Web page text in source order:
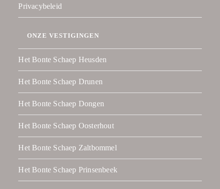
Privacybeleid
ONZE VESTIGINGEN
Het Bonte Schaep Heusden
Het Bonte Schaep Drunen
Het Bonte Schaep Dongen
Het Bonte Schaep Oosterhout
Het Bonte Schaep Zaltbommel
Het Bonte Schaep Prinsenbeek